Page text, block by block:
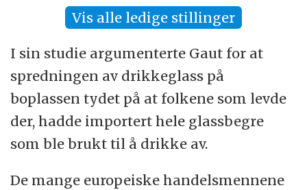
Vis alle ledige stillinger
I sin studie argumenterte Gaut for at
spredningen av drikkeglass på
boplassen tydet på at folkene som levde
der, hadde importert hele glassbegre
som ble brukt til å drikke av.
De mange europeiske handelsmennene